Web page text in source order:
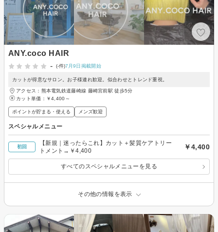
ANY.coco HAIR
-
(-件)7月9日掲載開始
カットが得意なサロン。お子様連れ歓迎。似合わせとトレンド重視。
アクセス：熊本電気鉄道藤崎線 藤崎宮前駅 徒歩5分
カット単価： ￥4,400～
ポイントが貯まる・使える メンズ歓迎
スペシャルメニュー
初回
【新規｜迷ったらこれ】カット＋髪質ケアトリー
トメント→￥4,400
￥4,400
すべてのスペシャルメニューを見る
その他の情報を表示